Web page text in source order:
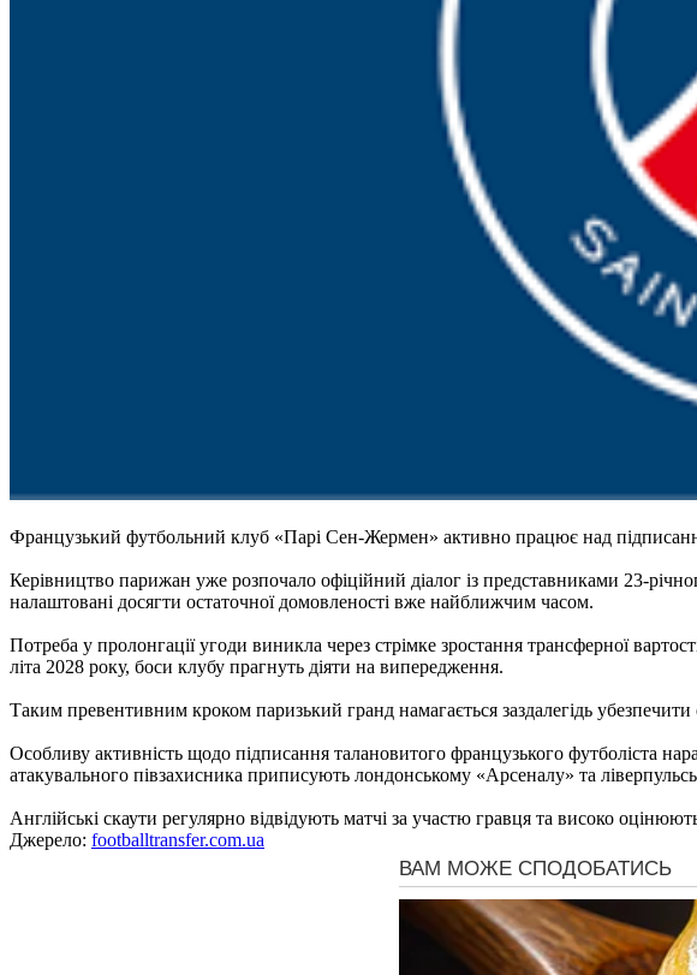
Французький футбольний клуб «Парі Сен-Жермен» активно працює над
Керівництво парижан уже розпочало офіційний діалог із представниками 23-
налаштовані досягти остаточної домовленості вже найближчим часом.
Потреба у пролонгації угоди виникла через стрімке зростання трансферної
літа 2028 року, боси клубу прагнуть діяти на випередження.
Таким превентивним кроком паризький гранд намагається заздалегідь
Особливу активність щодо підписання талановитого французького футболіста
атакувального півзахисника приписують лондонському «Арсеналу» та
Англійські скаути регулярно відвідують матчі за участю гравця та високо
Джерело: footballtransfer.com.ua